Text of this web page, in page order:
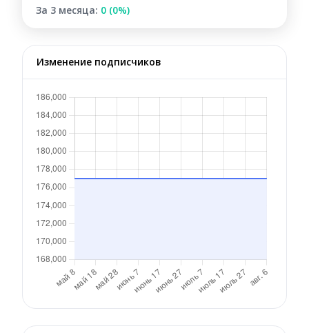
За 3 месяца: 0 (0%)
Изменение подписчиков